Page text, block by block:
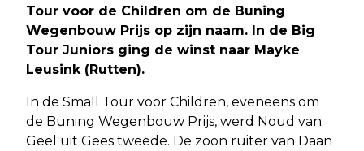
Tour voor de Children om de Buning
Wegenbouw Prijs op zijn naam. In de Big
Tour Juniors ging de winst naar Mayke
Leusink (Rutten).
In de Small Tour voor Children, eveneens om
de Buning Wegenbouw Prijs, werd Noud van
Geel uit Gees tweede. De zoon ruiter van Daan